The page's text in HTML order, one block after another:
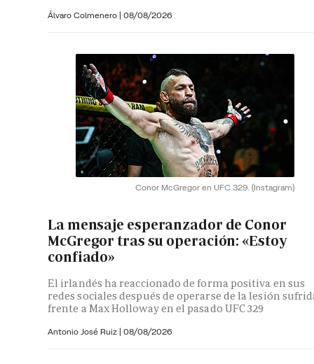
Álvaro Colmenero | 08/08/2026
Conor McGregor en UFC 329. (Instagram)
La mensaje esperanzador de Conor
McGregor tras su operación: «Estoy
confiado»
El irlandés ha reaccionado de forma positiva en sus
redes sociales después de operarse de la lesión
frente a Max Holloway en el pasado UFC 329
Antonio José Ruiz | 08/08/2026